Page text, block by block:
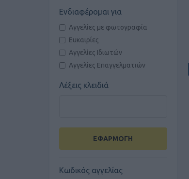
Ενδιαφέρομαι για
Αγγελίες με φωτογραφία
Ευκαιρίες
Αγγελίες Ιδιωτών
Αγγελίες Επαγγελματιών
Λέξεις κλειδιά
ΕΦΑΡΜΟΓΗ
Κωδικός αγγελίας